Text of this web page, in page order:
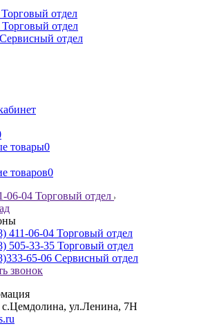
Торговый отдел
Торговый отдел
Сервисный отдел
товары0
товаров0
06-04 Торговый отдел
411-06-04 Торговый отдел
505-33-35 Торговый отдел
65-06 Сервисный отдел
звонок
с.Цемдолина, ул.Ленина, 7Н